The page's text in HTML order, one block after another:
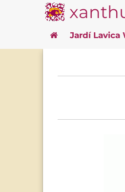
Jardí Lavica